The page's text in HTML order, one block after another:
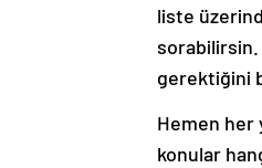
liste
gerektiğini
Hemen her
konular